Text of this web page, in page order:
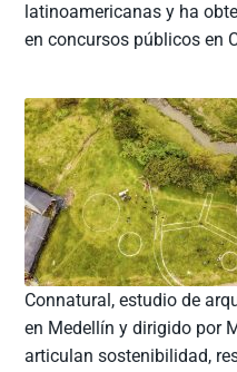
latinoamericanas y ha
en concursos públicos en
Connatural, estudio de
en Medellín y dirigido por
articulan sostenibilidad,